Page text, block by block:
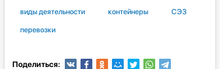
виды деятельности контейнеры СЭЗ
перевозки
Поделиться: